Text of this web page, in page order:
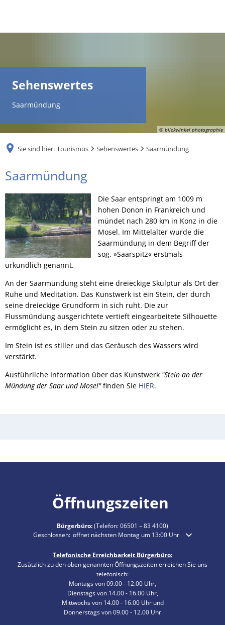
NL
UK
RU
© blickwinkel photographie
Sehenswertes
Saarmündung
Sie sind hier: Tourismus Sehenswertes Saarmündung
Saarmündung
Saarmündung
Die Saar entspringt am 1009 m
hohen Donon in Frankreich und
mündet nach 280 km in Konz in die
Mosel. Im Mittelalter wurde die
Saarmündung in dem Begriff der
sog. »Saarspitz« erstmals
urkundlich genannt.
An der Saarmündung steht eine dreieckige Skulptur als Ort der
Ruhe und Meditation. Das Kunstwerk ist ein Stein, der durch
seine dreieckige Grundform in sich ruht. Die zur
Flussmündung ausgerichtete vertieft eingearbeitete Silhouette
ermöglicht es, in dem Stein zu sitzen oder zu stehen.
Im Stein ist es stiller und das Geräusch des Wassers wird
verstärkt.
Ausführliche Information über das Kunstwerk "Stein an der
Mündung der Saar und Mosel"finden Sie HIER.
Öffnungszeiten
Bürgerbüro:(Telefon:06501 – 83 4100)
Klicken, um weitere Öffnungs- oder Schließzeiten auszublenden
Geschlossen: öffnet nächsten Montag um 13:00 Uhr
Telefonische Erreichbarkeit Bürgerbüro:
Zusätzlich zu den oben genannten Öffnungszeiten erreichen Sie uns
telefonisch:
Montags von 09.00 - 12.00 Uhr,
Dienstags von 14.00 - 16.00 Uhr,
Mittwochs von 14.00 - 16.00 Uhr und
Donnerstags von 09.00 - 12.00 Uhr